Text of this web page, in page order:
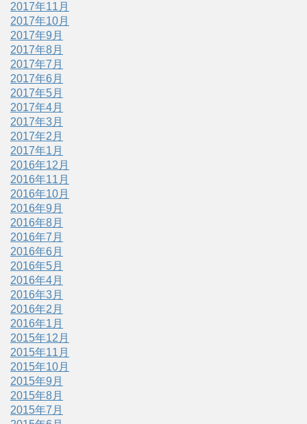
2017年11月
2017年10月
2017年9月
2017年8月
2017年7月
2017年6月
2017年5月
2017年4月
2017年3月
2017年2月
2017年1月
2016年12月
2016年11月
2016年10月
2016年9月
2016年8月
2016年7月
2016年6月
2016年5月
2016年4月
2016年3月
2016年2月
2016年1月
2015年12月
2015年11月
2015年10月
2015年9月
2015年8月
2015年7月